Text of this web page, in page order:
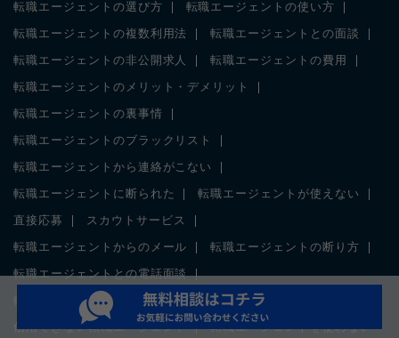
転職エージェントの選び方 転職エージェントの使い方
転職エージェントの複数利用法 転職エージェントとの面談
転職エージェントの非公開求人 転職エージェントの費用
転職エージェントのメリット・デメリット
転職エージェントの裏事情
転職エージェントのブラックリスト
転職エージェントから連絡がこない
転職エージェントに断られた 転職エージェントが使えない
直接応募 スカウトサービス
転職エージェントからのメール 転職エージェントの断り方
転職エージェントとの電話面談
転職エージェントの給与交渉
信用できない転職エージェント 転職エージェントを使わない